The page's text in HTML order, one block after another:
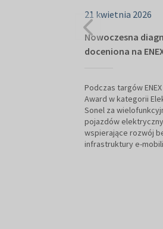
21 kwietnia 2026
Nowoczesna
doceniona na
Podczas targów
Award w kategorii
Sonel za
pojazdów
wspierające rozwój
infrastruktury e-